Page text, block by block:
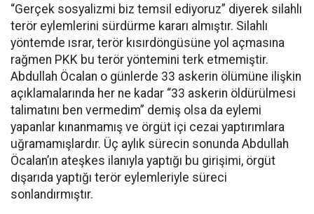
“Gerçek sosyalizmi biz temsil ediyoruz” diyerek silahlı
terör eylemlerini sürdürme kararı almıştır. Silahlı
yöntemde ısrar, terör kısırdöngüsüne yol açmasına
rağmen PKK bu terör yöntemini terk etmemiştir.
Abdullah Öcalan o günlerde 33 askerin ölümüne ilişkin
açıklamalarında her ne kadar “33 askerin öldürülmesi
talimatını ben vermedim” demiş olsa da eylemi
yapanlar kınanmamış ve örgüt içi cezai yaptırımlara
uğramamışlardır. Üç aylık sürecin sonunda Abdullah
Öcalan’ın ateşkes ilanıyla yaptığı bu girişimi, örgüt
dışarıda yaptığı terör eylemleriyle süreci
sonlandırmıştır.